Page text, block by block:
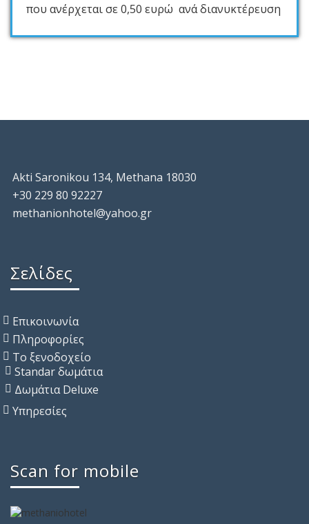
που ανέρχεται σε 0,50 ευρώ ανά διανυκτέρευση
Akti Saronikou 134, Methana 18030
+30 229 80 92227
methanionhotel@yahoo.gr
Σελίδες
Επικοινωνία
Πληροφορίες
Το ξενοδοχείο
Standar δωμάτια
Δωμάτια Deluxe
Υπηρεσίες
Scan for mobile